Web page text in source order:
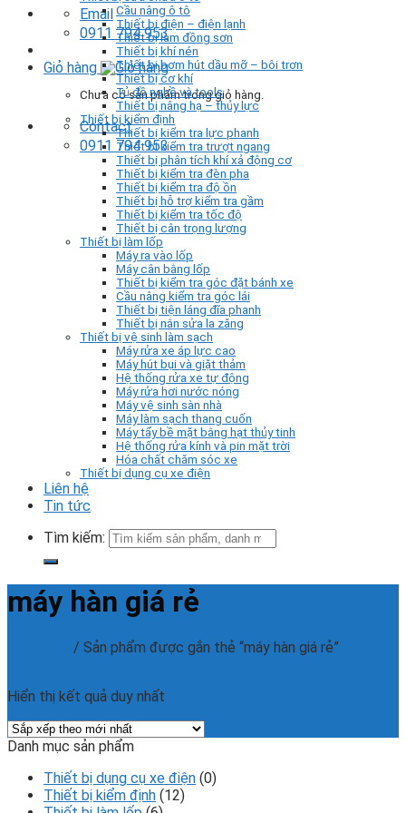
Email
0911 794 953
Giỏ hàng
Chưa có sản phẩm trong giỏ hàng.
Contact
0911 794 953
Cầu nâng ô tô
Thiết bị điện – điện lạnh
Thiết bị làm đồng sơn
Thiết bị khí nén
Thiết bị bơm hút dầu mỡ – bôi trơn
Thiết bị cơ khí
Tủ đồ nghề và tools
Thiết bị nâng hạ – thủy lực
Thiết bị kiểm định
Thiết bị kiểm tra lực phanh
Thiết bị kiểm tra trượt ngang
Thiết bị phân tích khí xả động cơ
Thiết bị kiểm tra đèn pha
Thiết bị kiểm tra độ ồn
Thiết bị hỗ trợ kiểm tra gầm
Thiết bị kiểm tra tốc độ
Thiết bị cân trọng lượng
Thiết bị làm lốp
Máy ra vào lốp
Máy cân bằng lốp
Thiết bị kiểm tra góc đặt bánh xe
Cầu nâng kiểm tra góc lái
Thiết bị tiện láng đĩa phanh
Thiết bị nắn sửa la zăng
Thiết bị vệ sinh làm sạch
Máy rửa xe áp lực cao
Máy hút bụi và giặt thảm
Hệ thống rửa xe tự động
Máy rửa hơi nước nóng
Máy vệ sinh sàn nhà
Máy làm sạch thang cuốn
Máy tẩy bề mặt bằng hạt thủy tinh
Hệ thống rửa kính và pin mặt trời
Hóa chất chăm sóc xe
Thiết bị dụng cụ xe điện
Liên hệ
Tin tức
Tìm kiếm:
máy hàn giá rẻ
/ Sản phẩm được gắn thẻ “máy hàn giá rẻ”
Hiển thị kết quả duy nhất
Danh mục sản phẩm
Thiết bị dụng cụ xe điện (0)
Thiết bị kiểm định (12)